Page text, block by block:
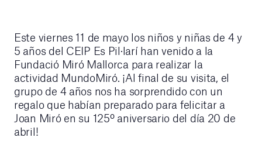
Este viernes 11 de mayo los niños y niñas de 4 y
5 años del CEIP Es Pil·larí han venido a la
Fundació Miró Mallorca para realizar la
actividad MundoMiró. ¡Al final de su visita, el
grupo de 4 años nos ha sorprendido con un
regalo que habían preparado para felicitar a
Joan Miró en su 125º aniversario del día 20 de
abril!